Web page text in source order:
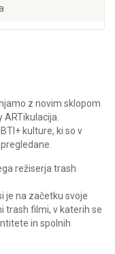
z novim sklopom
kulture, ki so v
režiserja trash
je na začetku svoje
trash filmi, v katerih se
in spolnih